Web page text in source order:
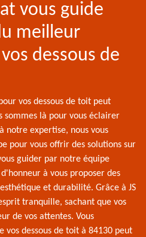
vous guide
meilleur
dessous de
vos dessous de toit peut
sommes là pour vous éclairer
notre expertise, nous vous
pour vous offrir des solutions sur
guider par notre équipe
à vous proposer des
et durabilité. Grâce à JS
tranquille, sachant que vos
de vos attentes. Vous
vos dessous de toit à 84130 peut